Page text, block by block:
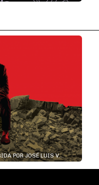
POR JOSÉ LUIS V...